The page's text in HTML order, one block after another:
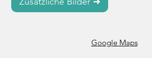
Google Maps